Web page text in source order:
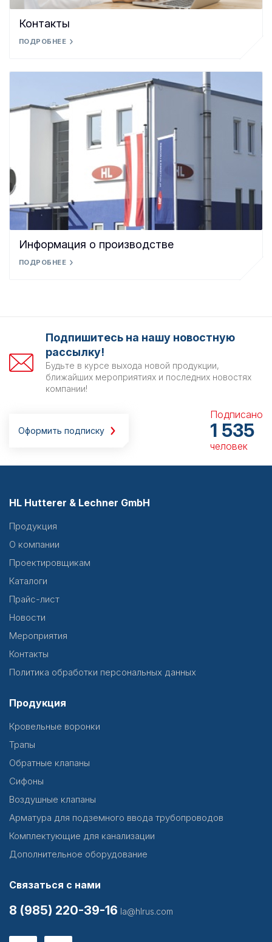
Контакты
ПОДРОБНЕЕ
Информация о производстве
ПОДРОБНЕЕ
Подпишитесь на нашу новостную
рассылку!
Будьте в курсе выхода новой продукции,
ближайших мероприятиях и последних новостях
компании!
Оформить подписку
Подписано
1 535
человек
HL Hutterer & Lechner GmbH
Продукция
О компании
Проектировщикам
Каталоги
Прайс-лист
Новости
Мероприятия
Контакты
Политика обработки персональных данных
Продукция
Кровельные воронки
Трапы
Обратные клапаны
Сифоны
Воздушные клапаны
Арматура для подземного ввода трубопроводов
Комплектующие для канализации
Дополнительное оборудование
Связаться с нами
8 (985) 220-39-16 la@hlrus.com